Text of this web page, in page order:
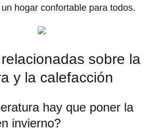
hogar confortable para todos.
sobre la
y la calefacción
hay que poner la
invierno?